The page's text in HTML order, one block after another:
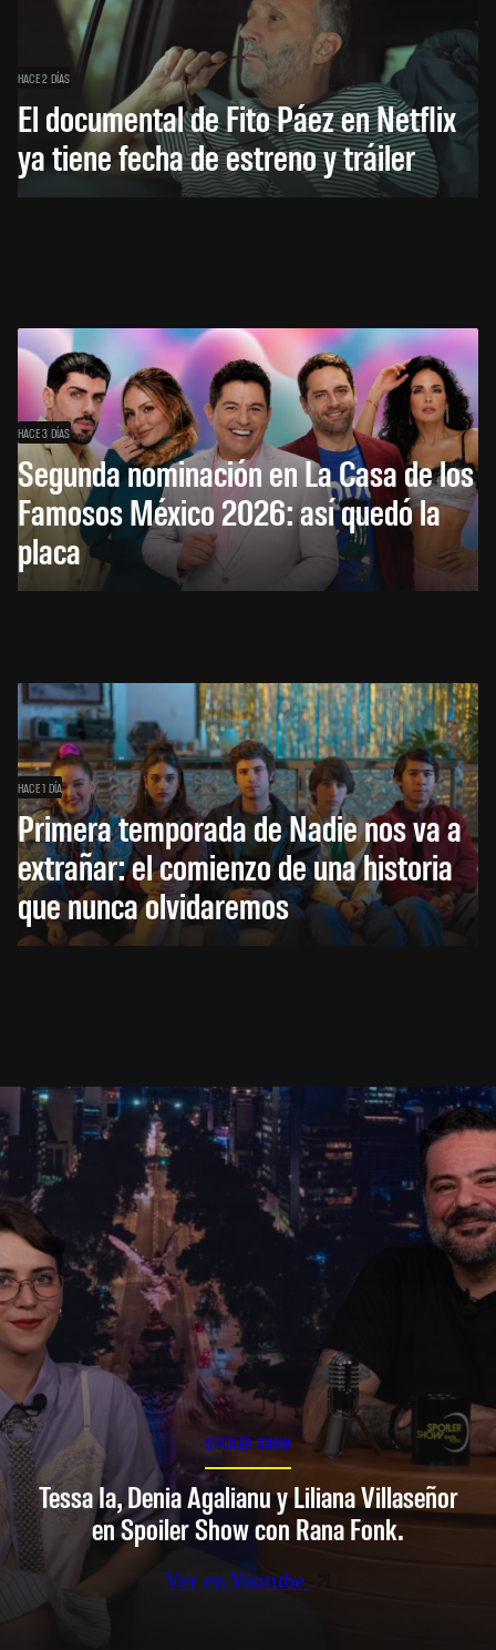
HACE 2 DÍAS
El documental de Fito Páez en Netflix
ya tiene fecha de estreno y tráiler
HACE 3 DÍAS
Segunda nominación en La Casa de los
Famosos México 2026: así quedó la
placa
HACE 1 DÍA
Primera temporada de Nadie nos va a
extrañar: el comienzo de una historia
que nunca olvidaremos
SPOILER SHOW
Tessa Ia, Denia Agalianu y Liliana Villaseñor
en Spoiler Show con Rana Fonk.
Ver en Youtube